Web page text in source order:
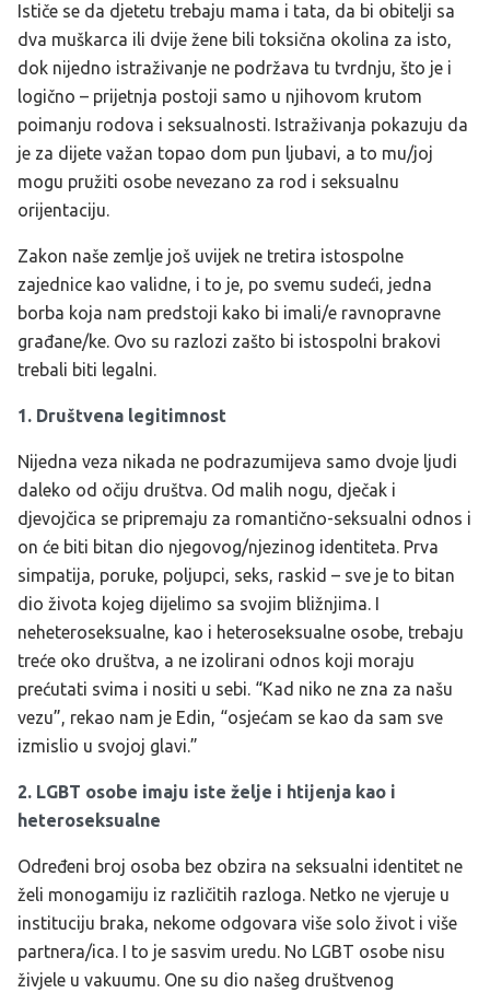
Ističe se da djetetu trebaju mama i tata, da bi obitelji sa
dva muškarca ili dvije žene bili toksična okolina za isto,
dok nijedno istraživanje ne podržava tu tvrdnju, što je i
logično – prijetnja postoji samo u njihovom krutom
poimanju rodova i seksualnosti. Istraživanja pokazuju da
je za dijete važan topao dom pun ljubavi, a to mu/joj
mogu pružiti osobe nevezano za rod i seksualnu
orijentaciju.
Zakon naše zemlje još uvijek ne tretira istospolne
zajednice kao validne, i to je, po svemu sudeći, jedna
borba koja nam predstoji kako bi imali/e ravnopravne
građane/ke. Ovo su razlozi zašto bi istospolni brakovi
trebali biti legalni.
1. Društvena legitimnost
Nijedna veza nikada ne podrazumijeva samo dvoje ljudi
daleko od očiju društva. Od malih nogu, dječak i
djevojčica se pripremaju za romantično-seksualni odnos i
on će biti bitan dio njegovog/njezinog identiteta. Prva
simpatija, poruke, poljupci, seks, raskid – sve je to bitan
dio života kojeg dijelimo sa svojim bližnjima.
neheteroseksualne, kao i heteroseksualne osobe, trebaju
treće oko društva, a ne izolirani odnos koji moraju
prećutati svima i nositi u sebi. “Kad niko ne zna za našu
vezu”, rekao nam je Edin, “osjećam se kao da sam sve
izmislio u svojoj glavi.”
2. LGBT osobe imaju iste želje i htijenja kao i
heteroseksualne
Određeni broj osoba bez obzira na seksualni identitet ne
želi monogamiju iz različitih razloga. Netko ne vjeruje u
instituciju braka, nekome odgovara više solo život i više
partnera/ica. I to je sasvim uredu. No LGBT osobe nisu
živjele u vakuumu. One su dio našeg društvenog